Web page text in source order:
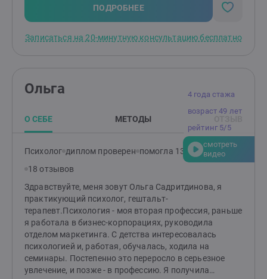
ПОДРОБНЕЕ
Записаться на 20-минутную консультацию бесплатно
4 года стажа
возраст 49 лет
рейтинг 5/5
смотреть
видео
Ольга
О СЕБЕ МЕТОДЫ
Психолог диплом проверен помогла 132 клиентам
18 отзывов
Здравствуйте, меня зовут Ольга Садритдинова, я
практикующий психолог, гештальт-
терапевт.Психология - моя вторая профессия, раньше
я работала в бизнес-корпорациях, руководила
отделом маркетинга. С детства интересовалась
психологией и, работая, обучалась, ходила на
семинары. Постепенно это переросло в серьезное
увлечение, и позже - в профессию. Я получила